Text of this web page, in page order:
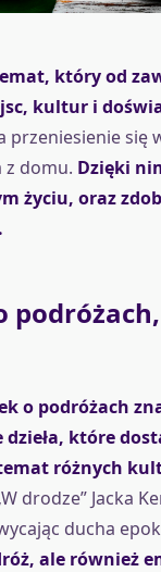
który od
kultur i
przeniesienie się
z domu. Dzięki
życiu, oraz
o podróżach
dzieła, które
różnych
drodze” Jacka
ducha
ale również